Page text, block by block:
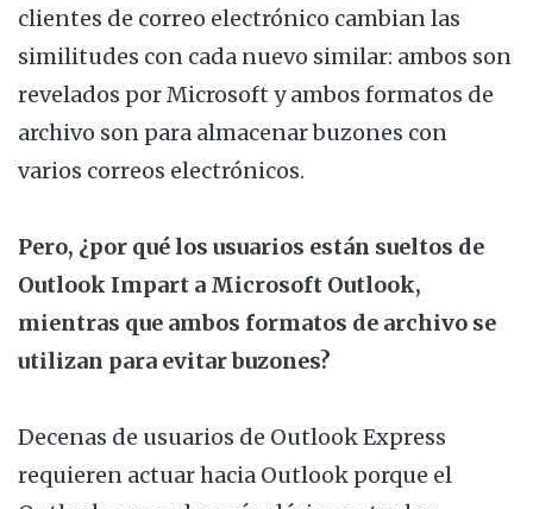
clientes de correo electrónico cambian las
similitudes con cada nuevo similar: ambos son
revelados por Microsoft y ambos formatos de
archivo son para almacenar buzones con
varios correos electrónicos.
Pero, ¿por qué los usuarios están sueltos de
Outlook Impart a Microsoft Outlook,
mientras que ambos formatos de archivo se
utilizan para evitar buzones?
Decenas de usuarios de Outlook Express
requieren actuar hacia Outlook porque el